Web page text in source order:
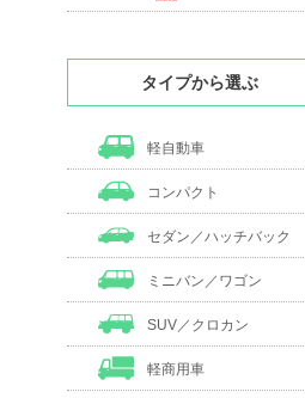
タイプから選ぶ
軽自動車
コンパクト
セダン／ハッチバック
ミニバン／ワゴン
SUV／クロカン
軽商用車